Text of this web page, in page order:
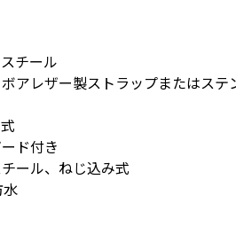
チール
アレザー製ストラップまたはス
ド付き
ール、ねじ込み式